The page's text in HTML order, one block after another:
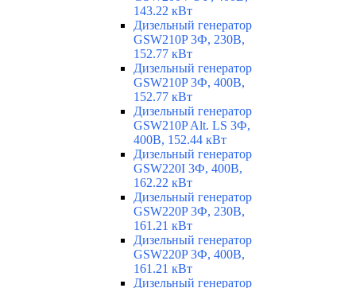
143.22 кВт
Дизельный генератор
GSW210P 3Ф, 230В,
152.77 кВт
Дизельный генератор
GSW210P 3Ф, 400В,
152.77 кВт
Дизельный генератор
GSW210P Alt. LS 3Ф,
400В, 152.44 кВт
Дизельный генератор
GSW220I 3Ф, 400В,
162.22 кВт
Дизельный генератор
GSW220P 3Ф, 230В,
161.21 кВт
Дизельный генератор
GSW220P 3Ф, 400В,
161.21 кВт
Дизельный генератор